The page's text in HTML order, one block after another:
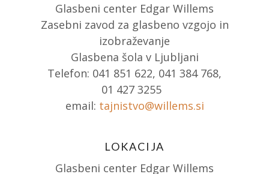
Glasbeni center Edgar Willems
Zasebni zavod za glasbeno vzgojo in
izobraževanje
Glasbena šola v Ljubljani
Telefon: 041 851 622, 041 384 768,
01 427 3255
email: tajnistvo@willems.si
LOKACIJA
Glasbeni center Edgar Willems